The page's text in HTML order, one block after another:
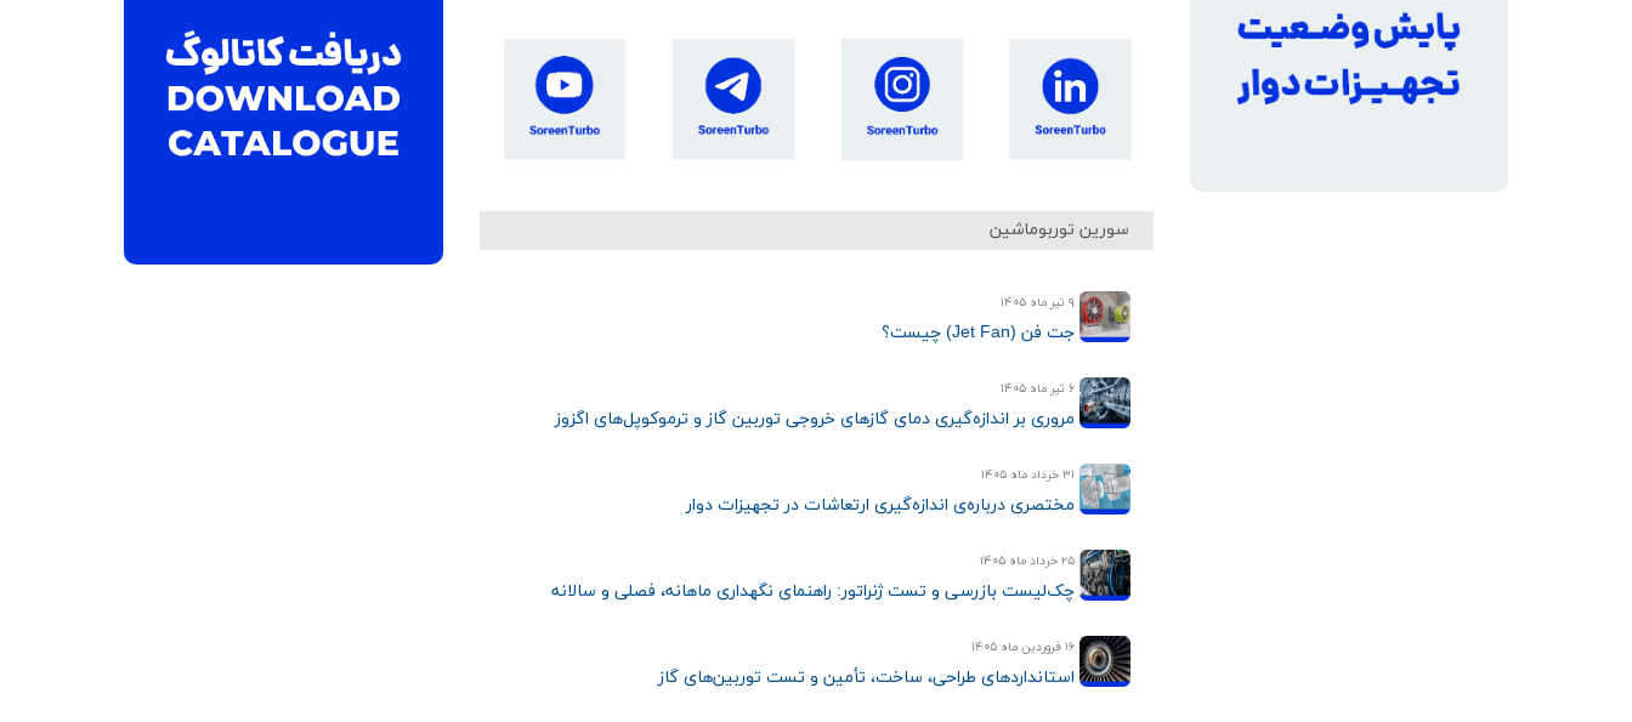
سورین توربوماشین
۹ تیر ماه ۱۴۰۵
جت فن (Jet Fan) چیست؟
۶ تیر ماه ۱۴۰۵
مروری بر اندازه‌گیری دمای گازهای خروجی توربین گاز و ترموکوپل‌های اگزوز
۳۱ خرداد ماه ۱۴۰۵
مختصری درباره‌ی اندازه‌گیری ارتعاشات در تجهیزات دوار
۲۵ خرداد ماه ۱۴۰۵
چک‌لیست بازرسی و تست ژنراتور: راهنمای نگهداری ماهانه، فصلی و سالانه
۱۶ فروردین ماه ۱۴۰۵
استانداردهای طراحی، ساخت، تأمین و تست توربین‌های گاز